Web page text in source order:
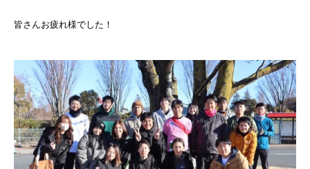
雨水貯留槽／外構他
（都市計画工事）
内外装工事／耐火・
舗装工事／柱脚工事
不動産開発／賃貸／
皆さんお疲れ様でした！